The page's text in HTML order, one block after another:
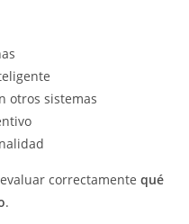
otros sistemas
correctamentequé
.